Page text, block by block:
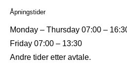
Åpningstider
Monday – Thursday 07:00 –
Friday 07:00 – 13:30
Andre tider etter avtale.